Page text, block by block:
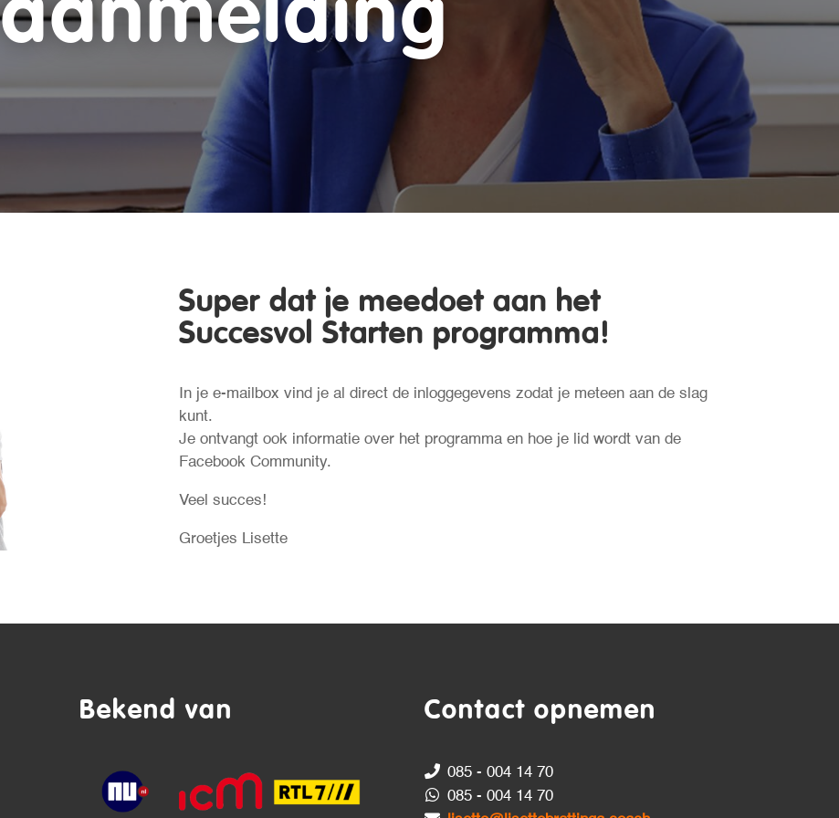
aanmelding
Super dat je meedoet aan het
Succesvol Starten programma!
In je e-mailbox vind je al direct de inloggegevens zodat je meteen aan de slag
kunt.
Je ontvangt ook informatie over het programma en hoe je lid wordt van de
Facebook Community.
Veel succes!
Groetjes Lisette
Bekend van Contact opnemen
085 - 004 14 70
085 - 004 14 70